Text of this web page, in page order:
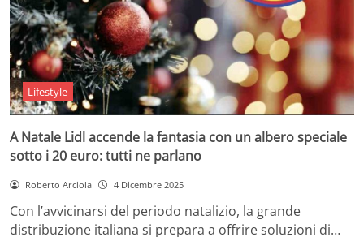
Lifestyle
A Natale Lidl accende la fantasia con un albero speciale
sotto i 20 euro: tutti ne parlano
Roberto Arciola 4 Dicembre 2025
Con l’avvicinarsi del periodo natalizio, la grande
distribuzione italiana si prepara a offrire soluzioni di…